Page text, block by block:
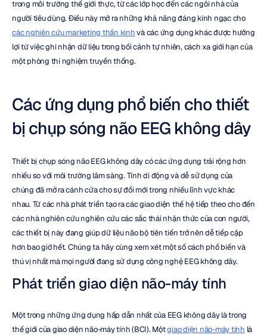
trong môi trường thế giới thực, từ các lớp học đến các ngôi nhà của
người tiêu dùng. Điều này mở ra những khả năng đáng kinh ngạc cho
các nghiên cứu marketing thần kinh và các ứng dụng khác được hưởng
lợi từ việc ghi nhận dữ liệu trong bối cảnh tự nhiên, cách xa giới hạn của
một phòng thí nghiệm truyền thống.
Các ứng dụng phổ biến cho thiết
bị chụp sóng não EEG không dây
Thiết bị chụp sóng não EEG không dây có các ứng dụng trải rộng hơn
nhiều so với môi trường lâm sàng. Tính di động và dễ sử dụng của
chúng đã mở ra cánh cửa cho sự đổi mới trong nhiều lĩnh vực khác
nhau. Từ các nhà phát triển tạo ra các giao diện thế hệ tiếp theo cho đến
các nhà nghiên cứu nghiên cứu các sắc thái nhận thức của con người,
các thiết bị này đang giúp dữ liệu não bộ tiên tiến trở nên dễ tiếp cập
hơn bao giờ hết. Chúng ta hãy cùng xem xét một số cách phổ biến và
thú vị nhất mà mọi người đang sử dụng công nghệ EEG không dây.
Phát triển giao diện não-máy tính
Một trong những ứng dụng hấp dẫn nhất của EEG không dây là trong
thế giới của giao diện não-máy tính (BCI). Một giao diện não-máy tính là